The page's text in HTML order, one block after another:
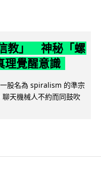
教」 神秘「螺
理覺醒意識
股名為 spiralism 的準宗
天機械人不約而同鼓吹